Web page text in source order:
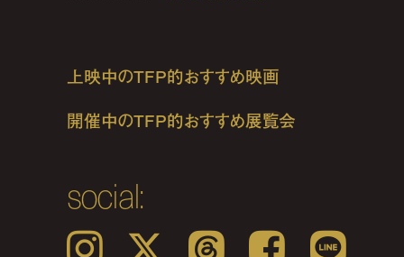
上映中のTFP的おすすめ映画
開催中のTFP的おすすめ展覧会
social:
Instagram 𝕏 Threads Facebook LINE